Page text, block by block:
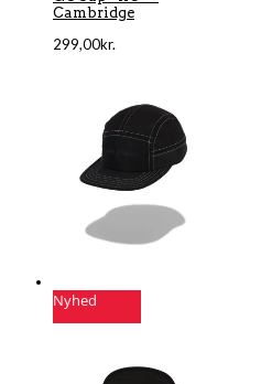
Cambridge
299,00kr.
Nyhed